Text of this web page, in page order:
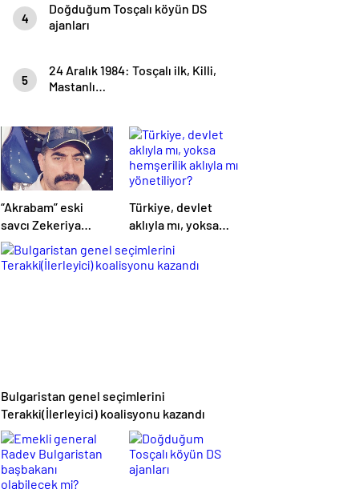
4
Doğduğum Tosçalı köyün DS
ajanları
5
24 Aralık 1984: Tosçalı ilk, Killi,
Mastanlı…
“Akrabam” eski
savcı Zekeriya
Öz’ün aymazlığı
Türkiye, devlet
aklıyla mı, yoksa
hemşerilik aklıyla
mı yönetiliyor?
Bulgaristan genel seçimlerini
Terakki(İlerleyici) koalisyonu kazandı